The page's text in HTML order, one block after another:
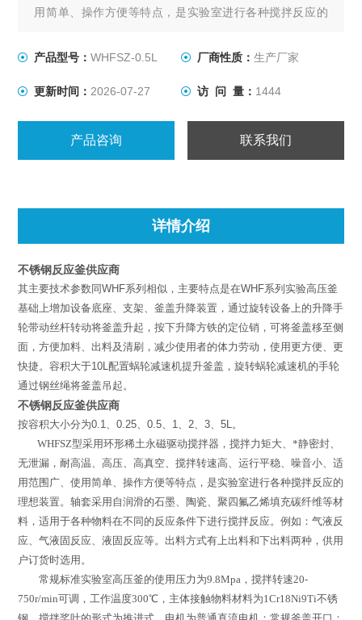
用简单、操作方便等特点，是实验室进行各种搅拌反应的
产品型号：WHFSZ-0.5L 厂商性质： 生产厂家
更新时间： 2026-07-27 访 问 量： 1444
产品咨询 联系我们
详情介绍
不锈钢反应釜供应商
其主要技术参数同WHF系列相似，主要特点是在WHF系列实验高压釜
基础上增加设备底座、支架、釜盖升降装置，通过旋转设备上的升降手
轮带动丝杆转动将釜盖升起，按下升降方铁的定位销，可将釜盖移至侧
面，方便加料、出料及清刷，减少使用者的体力劳动，使用更方便、更
快捷。容积大于10L配置蜗轮减速机提升釜盖，旋转蜗轮减速机的手轮
通过钢丝绳将釜盖吊起。
不锈钢反应釜供应商
按容积大小分为0.1、0.25、0.5、 1、2、3、5L。
WHFSZ型采用环形稀土永磁驱动搅拌器，搅拌力矩大、*静密封、
无泄漏，耐高温、高压、高真空、搅拌转速高、运行平稳、噪音小、适
用范围广、使用简单、操作方便等特点，是实验室进行各种搅拌反应的
理想装置。轴套采用自润滑的石墨、陶瓷、聚四氟乙烯填充碳纤维等材
料，适用于各种物料在不同的反应条件下进行搅拌反应。例如：气液反
应、气液固反应、液固反应等。出料方式有上出料和下出料两种，供用
户订货时选用。
常规标准实验室高压釜的使用压力为9.8Mpa ，搅拌转速20-
750r/min 可调，工作温度300℃ ，主体接触物料材料为1Cr18Ni9Ti不锈